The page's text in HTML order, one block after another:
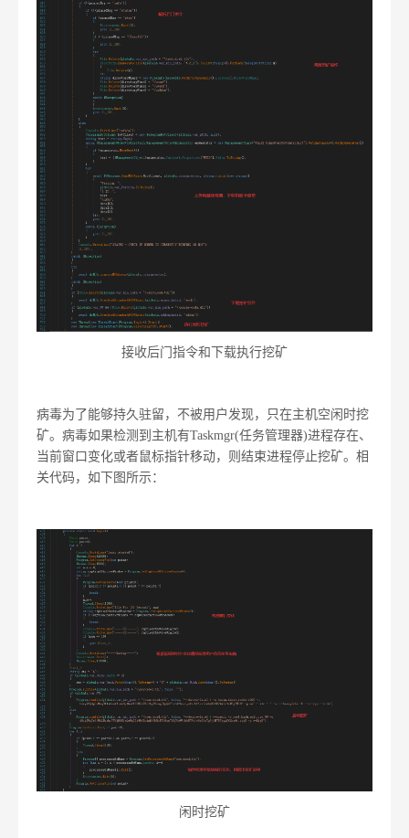
接收后门指令和下载执行挖矿
病毒为了能够持久驻留，不被用户发现，只在主机空闲时挖
矿。病毒如果检测到主机有Taskmgr(任务管理器)进程存在、
当前窗口变化或者鼠标指针移动，则结束进程停止挖矿。相
关代码，如下图所示：
闲时挖矿